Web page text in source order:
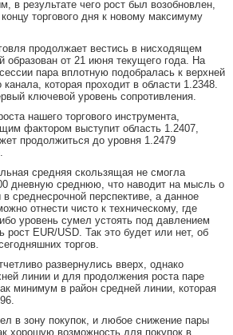
в результате чего рост был возобновлен,
торгового дня к новому максимуму
продолжает вестись в нисходящем
образован от 21 июня текущего года. На
пара вплотную подобралась к верхней
канала, которая проходит в области 1.2348.
ключевой уровень сопротивления.
нашего торгового инструмента,
фактором выступит область 1.2407,
продолжиться до уровня 1.2479
средняя скользящая не смогла
дневную среднюю, что наводит на мысль о
среднесрочной перспективе, а данное
отнести чисто к техническому, где
уровень сумел устоять под давлением
рост EUR/USD. Так это будет или нет, об
торгов.
развернулись вверх, однако
линии и для продолжения роста паре
минимум в район средней линии, которая
в зону покупок, и любое снижение пары
хорошую возможность для покупок в